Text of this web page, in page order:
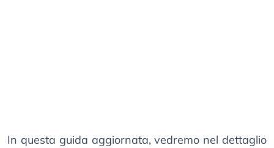
In questa guida aggiornata, vedremo nel dettaglio